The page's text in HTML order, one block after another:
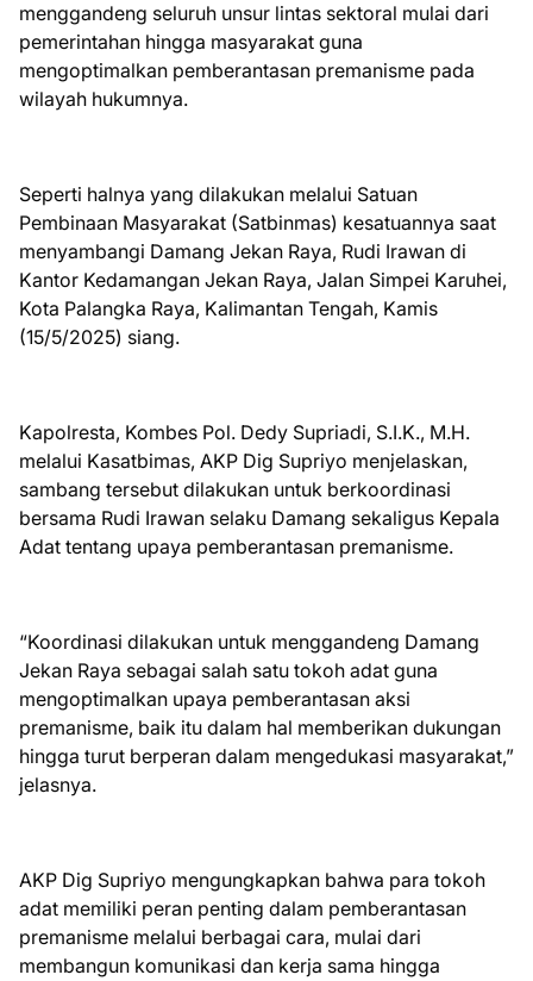
menggandeng seluruh unsur lintas sektoral mulai dari
pemerintahan hingga masyarakat guna
mengoptimalkan pemberantasan premanisme pada
wilayah hukumnya.
Seperti halnya yang dilakukan melalui Satuan
Pembinaan Masyarakat (Satbinmas) kesatuannya saat
menyambangi Damang Jekan Raya, Rudi Irawan di
Kantor Kedamangan Jekan Raya, Jalan Simpei Karuhei,
Kota Palangka Raya, Kalimantan Tengah, Kamis
(15/5/2025) siang.
Kapolresta, Kombes Pol. Dedy Supriadi, S.I.K., M.H.
melalui Kasatbimas, AKP Dig Supriyo menjelaskan,
sambang tersebut dilakukan untuk berkoordinasi
bersama Rudi Irawan selaku Damang sekaligus Kepala
Adat tentang upaya pemberantasan premanisme.
“Koordinasi dilakukan untuk menggandeng Damang
Jekan Raya sebagai salah satu tokoh adat guna
mengoptimalkan upaya pemberantasan aksi
premanisme, baik itu dalam hal memberikan dukungan
hingga turut berperan dalam mengedukasi masyarakat,”
jelasnya.
AKP Dig Supriyo mengungkapkan bahwa para tokoh
adat memiliki peran penting dalam pemberantasan
premanisme melalui berbagai cara, mulai dari
membangun komunikasi dan kerja sama hingga